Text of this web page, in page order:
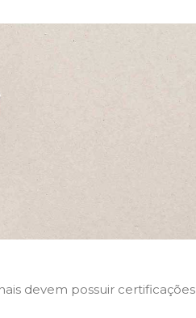
devem possuir certificações